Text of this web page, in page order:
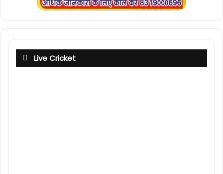
Live Cricket